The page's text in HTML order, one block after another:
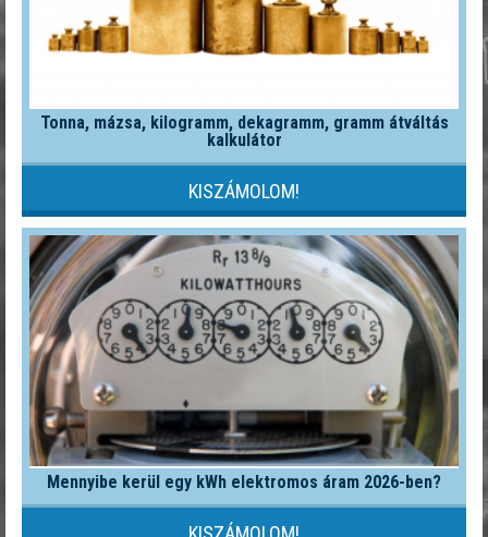
Tonna, mázsa, kilogramm, dekagramm, gramm átváltás
kalkulátor
KISZÁMOLOM!
Mennyibe kerül egy kWh elektromos áram 2026-ben?